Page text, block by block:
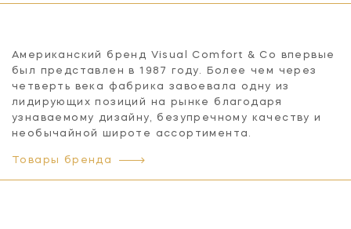
Американский бренд Visual Comfort & Co впервые
был представлен в 1987 году. Более чем через
четверть века фабрика завоевала одну из
лидирующих позиций на рынке благодаря
узнаваемому дизайну, безупречному качеству и
необычайной широте ассортимента.
Товары бренда